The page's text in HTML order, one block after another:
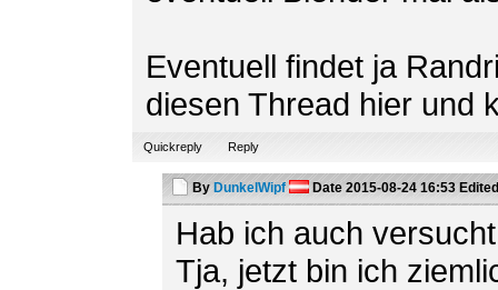
Eventuell findet ja
diesen Thread hier und
Quickreply Reply
By DunkelWipf Date 2015-08-24 16:53
Hab ich auch
Tja, jetzt bin ich